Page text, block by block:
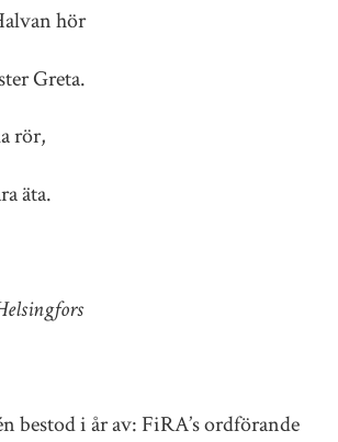
hör
Greta.
rör,
äta.
bestod i år av: FiRA’s ordförande